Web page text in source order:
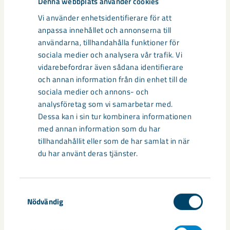
Vi använder enhetsidentifierare för att
anpassa innehållet och annonserna till
användarna, tillhandahålla funktioner för
sociala medier och analysera vår trafik. Vi
vidarebefordrar även sådana identifierare
och annan information från din enhet till de
sociala medier och annons- och
analysföretag som vi samarbetar med.
Dessa kan i sin tur kombinera informationen
med annan information som du har
tillhandahållit eller som de har samlat in när
du har använt deras tjänster.
Nödvändig
Taggar
Malmberget samhällsomvandling